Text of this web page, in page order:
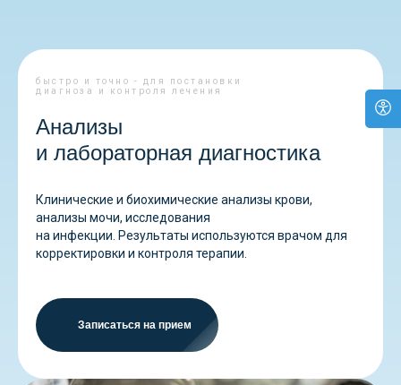
быстро и точно - для постановки
диагноза и контроля лечения
Анализы
и лабораторная диагностика
Клинические и биохимические анализы крови,
анализы мочи, исследования
на инфекции. Результаты используются врачом для
корректировки и контроля терапии.
Записаться на прием